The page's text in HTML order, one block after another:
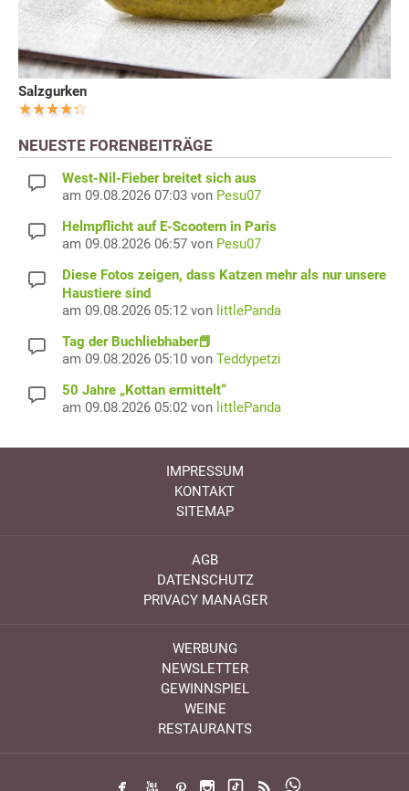
Salzgurken
NEUESTE FORENBEITRÄGE
West-Nil-Fieber breitet sich aus
am 09.08.2026 07:03 von Pesu07
Helmpflicht auf E-Scootern in Paris
am 09.08.2026 06:57 von Pesu07
Diese Fotos zeigen, dass Katzen mehr als nur unsere
Haustiere sind
am 09.08.2026 05:12 von littlePanda
Tag der Buchliebhaber📕
am 09.08.2026 05:10 von Teddypetzi
50 Jahre „Kottan ermittelt“
am 09.08.2026 05:02 von littlePanda
IMPRESSUM
KONTAKT
SITEMAP
AGB
DATENSCHUTZ
PRIVACY MANAGER
WERBUNG
NEWSLETTER
GEWINNSPIEL
WEINE
RESTAURANTS